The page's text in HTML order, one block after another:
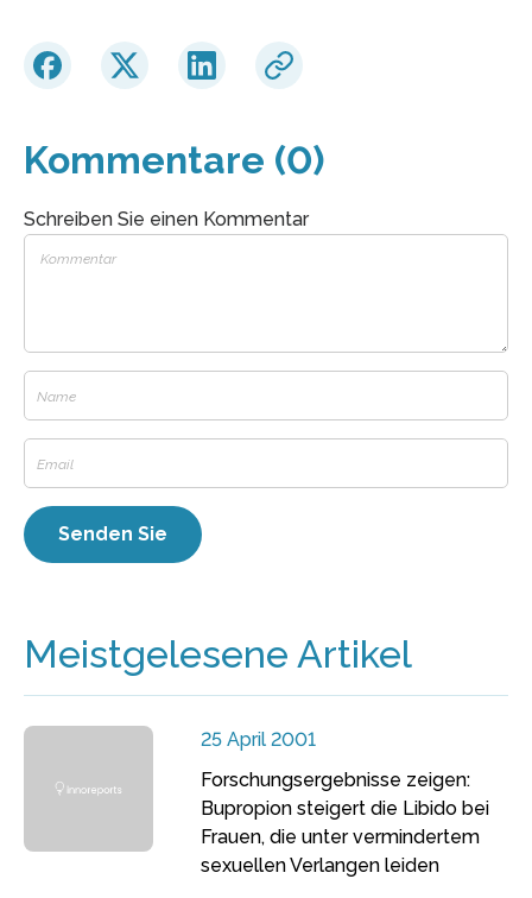
Kommentare (0)
Schreiben Sie einen Kommentar
Meistgelesene Artikel
25 April 2001
Forschungsergebnisse zeigen:
Bupropion steigert die Libido bei
Frauen, die unter vermindertem
sexuellen Verlangen leiden